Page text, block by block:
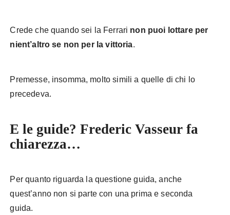
Crede che quando sei la Ferrari non puoi lottare per
nient’altro se non per la vittoria.
Premesse, insomma, molto simili a quelle di chi lo
precedeva.
E le guide? Frederic Vasseur fa
chiarezza…
Per quanto riguarda la questione guida, anche
quest’anno non si parte con una prima e seconda
guida.